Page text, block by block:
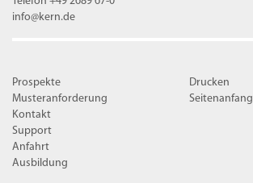
info@kern.de
Prospekte
Musteranforderung
Kontakt
Support
Anfahrt
Ausbildung
Drucken
Seitenanfang